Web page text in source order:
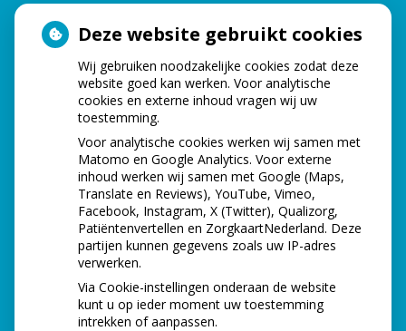
OPENINGSTIJDEN
Maandag: 08.00 tot
- 12.00
12.40tot
- 16.40
08.00 - 12.00
12.40tot
- 16.40
Woensdag: 08.00tot
- 12.00
12.40tot
- 16.40
Donderdag:08.00tot
- 12.00
12.40tot
- 16.40
Vrijdag:
08.00 tot- 12.00
12.40
- 15.00 (tot 12.00 uur telefonisch
Deze website gebruikt cookies
Wij gebruiken noodzakelijke cookies zodat deze
website goed kan werken. Voor analytische
cookies en externe inhoud vragen wij uw
toestemming.
Voor analytische cookies werken wij samen met
Matomo en Google Analytics. Voor externe
inhoud werken wij samen met Google (Maps,
Translate en Reviews), YouTube, Vimeo,
Facebook, Instagram, X (Twitter), Qualizorg,
Patiëntenvertellen en ZorgkaartNederland. Deze
partijen kunnen gegevens zoals uw IP-adres
verwerken.
Via Cookie-instellingen onderaan de website
kunt u op ieder moment uw toestemming
intrekken of aanpassen.